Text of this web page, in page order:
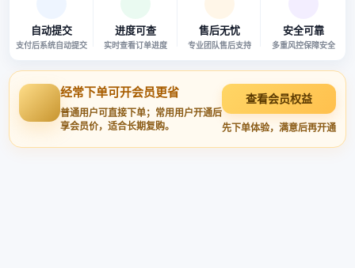
自动提交
支付后系统自动提交
进度可查
实时查看订单进度
售后无忧
专业团队售后支持
安全可靠
多重风控保障安全
经常下单可开会员更省
普通用户可直接下单；常用用户开通后
享会员价，适合长期复购。
查看会员权益
先下单体验，满意后再开通